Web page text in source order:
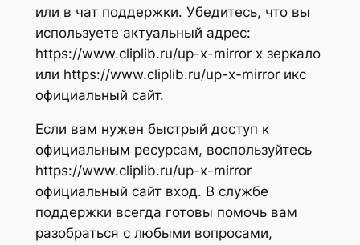
или в чат поддержки. Убедитесь, что вы
используете актуальный адрес:
https://www.cliplib.ru/up-x-mirror x зеркало
или https://www.cliplib.ru/up-x-mirror икс
официальный сайт.
Если вам нужен быстрый доступ к
официальным ресурсам, воспользуйтесь
https://www.cliplib.ru/up-x-mirror
официальный сайт вход. В службе
поддержки всегда готовы помочь вам
разобраться с любыми вопросами,